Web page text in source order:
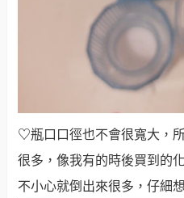
♡瓶口口徑也不會很寬大，
很多，像我有的時後買到的
不小心就倒出來很多，仔細